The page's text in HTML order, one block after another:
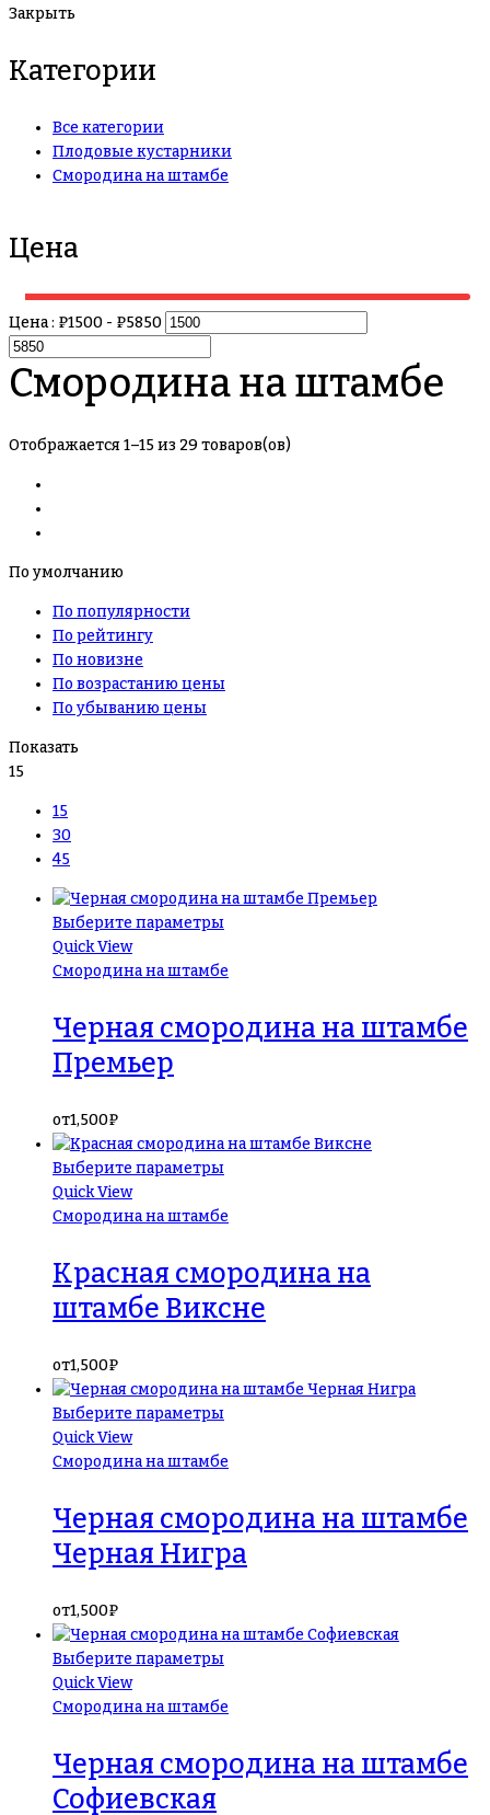
Закрыть
Категории
Все категории
Плодовые кустарники
Смородина на штамбе
Цена
Цена : ₽1500 - ₽5850
Смородина на штамбе
Отображается 1–15 из 29 товаров(ов)
По умолчанию
По популярности
По рейтингу
По новизне
По возрастанию цены
По убыванию цены
Показать
15
15
30
45
Выберите параметры
Quick View
Смородина на штамбе
Черная смородина на штамбе
Премьер
от1,500₽
Выберите параметры
Quick View
Смородина на штамбе
Красная смородина на
штамбе Виксне
от1,500₽
Выберите параметры
Quick View
Смородина на штамбе
Черная смородина на штамбе
Черная Нигра
от1,500₽
Выберите параметры
Quick View
Смородина на штамбе
Черная смородина на штамбе
Софиевская